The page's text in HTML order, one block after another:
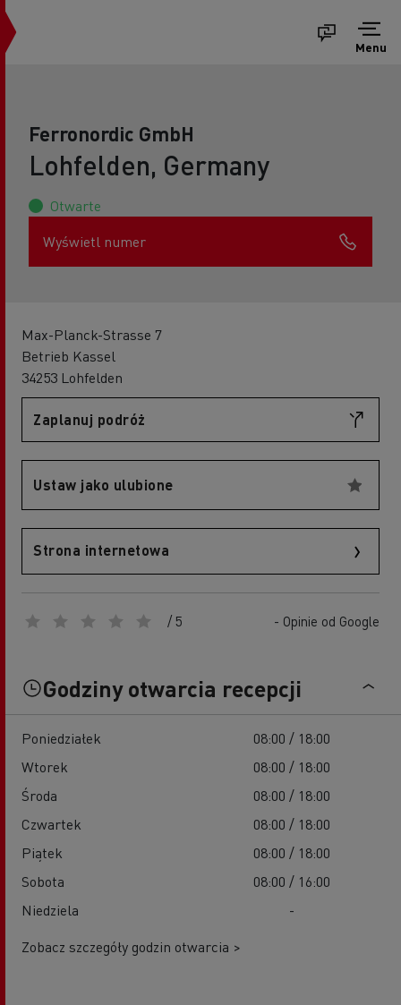
Menu
Ferronordic GmbH
Lohfelden, Germany
Otwarte
Wyświetl numer
Max-Planck-Strasse 7
Betrieb Kassel
34253 Lohfelden
Zaplanuj podróż
Ustaw jako ulubione
Strona internetowa
/ 5 - Opinie od Google
Godziny otwarcia recepcji
Poniedziałek
08:00 / 18:00
Wtorek
08:00 / 18:00
Środa
08:00 / 18:00
Czwartek
08:00 / 18:00
Piątek
08:00 / 18:00
Sobota
08:00 / 16:00
Niedziela
-
Zobacz szczegóły godzin otwarcia >